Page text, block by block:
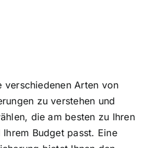
verschiedenen Arten von
zu verstehen und
die am besten zu Ihren
Budget passt. Eine